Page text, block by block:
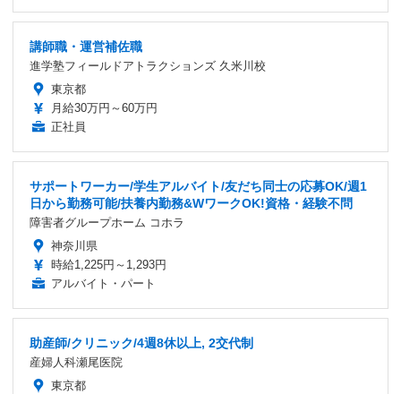
講師職・運営補佐職
進学塾フィールドアトラクションズ 久米川校
東京都
月給30万円～60万円
正社員
サポートワーカー/学生アルバイト/友だち同士の応募OK/週1
日から勤務可能/扶養内勤務&WワークOK!資格・経験不問
障害者グループホーム コホラ
神奈川県
時給1,225円～1,293円
アルバイト・パート
助産師/クリニック/4週8休以上, 2交代制
産婦人科瀬尾医院
東京都